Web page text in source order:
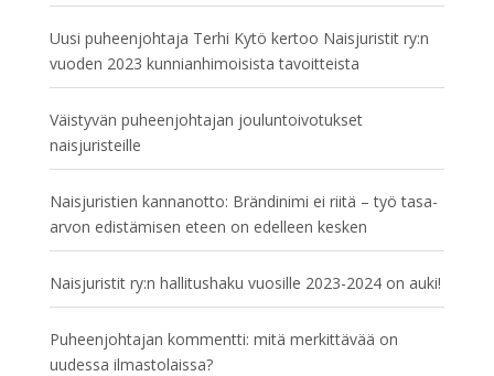
Uusi puheenjohtaja Terhi Kytö kertoo Naisjuristit ry:n
vuoden 2023 kunnianhimoisista tavoitteista
Väistyvän puheenjohtajan jouluntoivotukset
naisjuristeille
Naisjuristien kannanotto: Brändinimi ei riitä – työ tasa-
arvon edistämisen eteen on edelleen kesken
Naisjuristit ry:n hallitushaku vuosille 2023-2024 on auki!
Puheenjohtajan kommentti: mitä merkittävää on
uudessa ilmastolaissa?